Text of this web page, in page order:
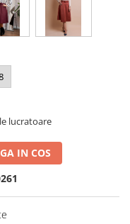
lucratoare
IN COS